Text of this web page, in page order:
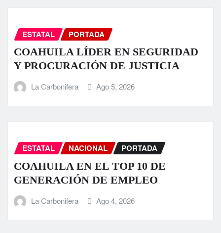
ESTATAL PORTADA
COAHUILA LÍDER EN SEGURIDAD
Y PROCURACIÓN DE JUSTICIA
La Carbonifera Ago 5, 2026
ESTATAL NACIONAL PORTADA
COAHUILA EN EL TOP 10 DE
GENERACIÓN DE EMPLEO
La Carbonifera Ago 4, 2026